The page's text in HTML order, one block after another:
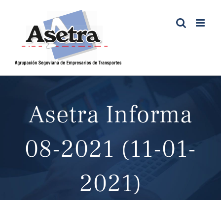
contenido
Asetra Informa
08-2021 (11-01-
2021)